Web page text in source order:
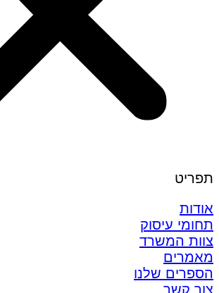
תפריט
אודות
תחומי עיסוק
צוות המשרד
מאמרים
הספרים שלנו
צור קשר